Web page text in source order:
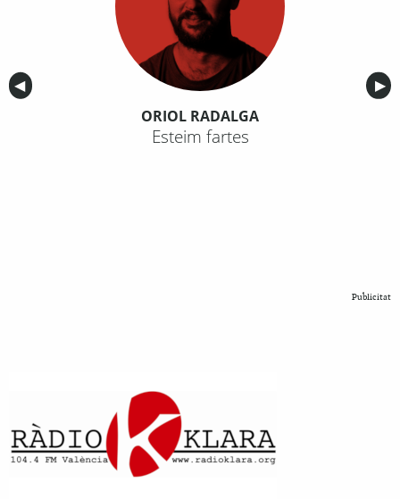
Anterior
◀︎ ▶︎
ORIOL RADALGA
Esteim fartes
Publicitat